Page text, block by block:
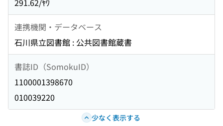
291.62/ﾔﾜ
連携機関・データベース
石川県立図書館 : 公共図書館蔵書
書誌ID（SomokuID）
1100001398670
010039220
少なく表示する